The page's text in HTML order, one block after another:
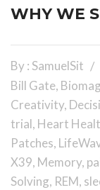
WHY WE
By : SamuelSit
Bill Gate,
Creativity,
trial, Heart
Patches,
X39, Memory,
Solving, REM,